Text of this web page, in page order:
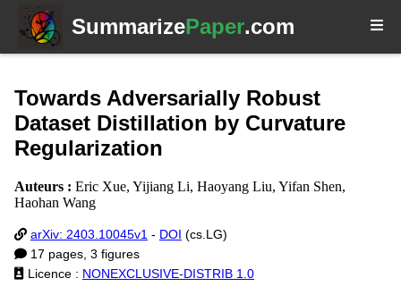
SummarizePaper.com
Towards Adversarially Robust
Dataset Distillation by Curvature
Regularization
Auteurs : Eric Xue, Yijiang Li, Haoyang Liu, Yifan Shen,
Haohan Wang
arXiv: 2403.10045v1 - DOI (cs.LG)
17 pages, 3 figures
Licence : NONEXCLUSIVE-DISTRIB 1.0